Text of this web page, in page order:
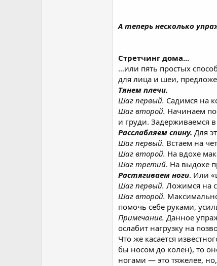
А теперь несколько
Стретчинг дома...
…или пять простых
для лица и шеи,
Тянем плечи.
Шаг первый. Садимся на
Шаг второй. Начинаем
и груди. Задерживаемся
Расслабляем спину. Для
Шаг первый. Встаем на
Шаг второй. На вдохе
Шаг третий. На выдохе
Растягиваем ноги. Или
Шаг первый. Ложимся на
Шаг второй.
помочь себе руками,
Примечание. Данное
ослабит нагрузку на
Что же касается
бы носом до колен), то
ногами — это тяжелее,